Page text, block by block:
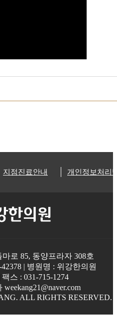
지점진료안내 개인정보처리
로 85, 동양프라자 308호
| 병원명 : 위강한의원
스 : 031-715-1274
ALL RIGHTS RESERVED.